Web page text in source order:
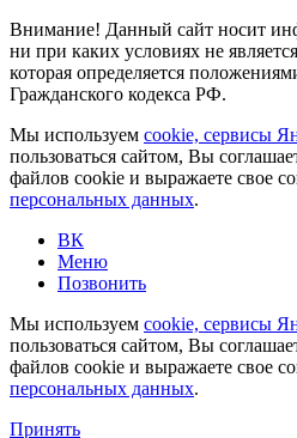
Внимание! Данный сайт носит
ни при каких условиях не
которая определяется
Гражданского кодекса РФ.
Мы используем cookie, сервисы
пользоваться сайтом, Вы
файлов cookie и выражаете свое
персональных данных.
ВК
Меню
Позвонить
Мы используем cookie, сервисы
пользоваться сайтом, Вы
файлов cookie и выражаете свое
персональных данных.
Принять